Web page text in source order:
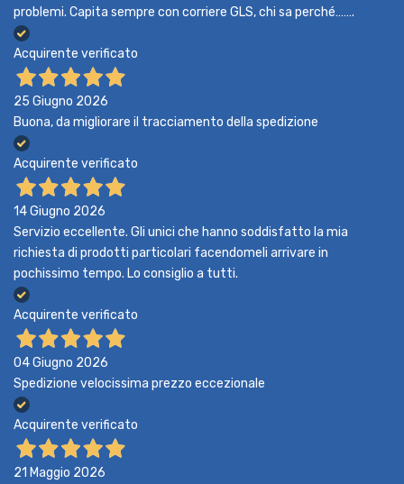
problemi. Capita sempre con corriere GLS, chi sa perché…….
Acquirente verificato
25 Giugno 2026
Buona, da migliorare il tracciamento della spedizione
Acquirente verificato
14 Giugno 2026
Servizio eccellente. Gli unici che hanno soddisfatto la mia
richiesta di prodotti particolari facendomeli arrivare in
pochissimo tempo. Lo consiglio a tutti.
Acquirente verificato
04 Giugno 2026
Spedizione velocissima prezzo eccezionale
Acquirente verificato
21 Maggio 2026